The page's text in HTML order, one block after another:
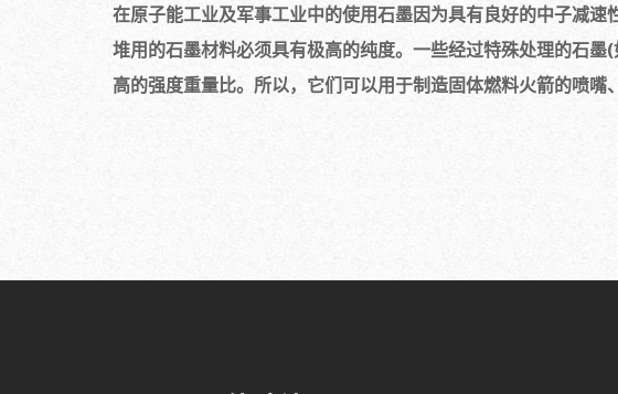
在原子能工业及军事工业中的使用石墨因为具有良好的中子减
堆用的石墨材料必须具有极高的纯度。一些经过特殊处理的石
高的强度重量比。所以，它们可以用于制造固体燃料火箭的喷嘴